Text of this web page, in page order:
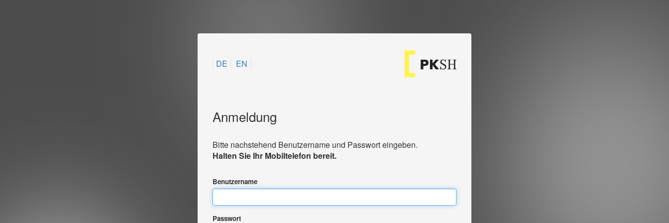
DE EN
Anmeldung
Bitte nachstehend Benutzername und Passwort eingeben.
Halten Sie Ihr Mobiltelefon bereit.
Benutzername
Passwort